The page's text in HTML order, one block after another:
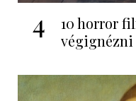
4
10 horror
végignézni